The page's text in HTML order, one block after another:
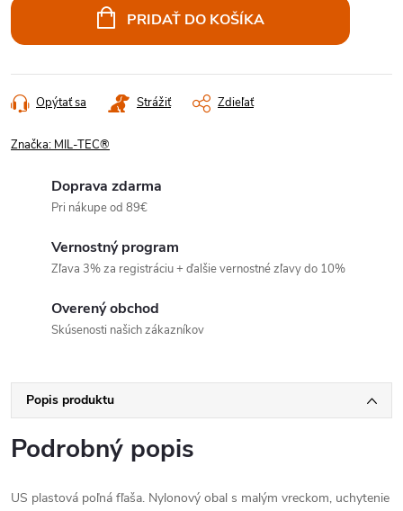
cena:
PRIDAŤ DO KOŠÍKA
Opýtať sa Strážiť Zdieľať
Značka: MIL-TEC®
Doprava zdarma
Pri nákupe od 89€
Vernostný program
Zľava 3% za registráciu + ďalšie vernostné zľavy do 10%
Overený obchod
Skúsenosti našich zákazníkov
Popis produktu
Podrobný popis
US plastová poľná fľaša. Nylonový obal s malým vreckom, uchytenie